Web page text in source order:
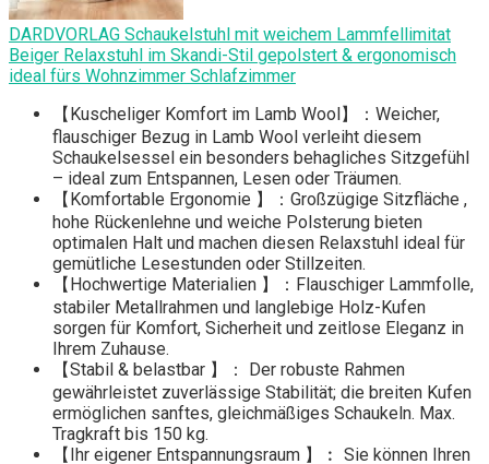
DARDVORLAG Schaukelstuhl mit weichem Lammfellimitat
Beiger Relaxstuhl im Skandi-Stil gepolstert & ergonomisch
ideal fürs Wohnzimmer Schlafzimmer
【Kuscheliger Komfort im Lamb Wool】：Weicher,
flauschiger Bezug in Lamb Wool verleiht diesem
Schaukelsessel ein besonders behagliches Sitzgefühl
– ideal zum Entspannen, Lesen oder Träumen.
【Komfortable Ergonomie 】：Großzügige Sitzfläche ,
hohe Rückenlehne und weiche Polsterung bieten
optimalen Halt und machen diesen Relaxstuhl ideal für
gemütliche Lesestunden oder Stillzeiten.
【Hochwertige Materialien 】：Flauschiger Lammfolle,
stabiler Metallrahmen und langlebige Holz-Kufen
sorgen für Komfort, Sicherheit und zeitlose Eleganz in
Ihrem Zuhause.
【Stabil & belastbar 】： Der robuste Rahmen
gewährleistet zuverlässige Stabilität; die breiten Kufen
ermöglichen sanftes, gleichmäßiges Schaukeln. Max.
Tragkraft bis 150 kg.
【Ihr eigener Entspannungsraum 】︰ Sie können Ihren